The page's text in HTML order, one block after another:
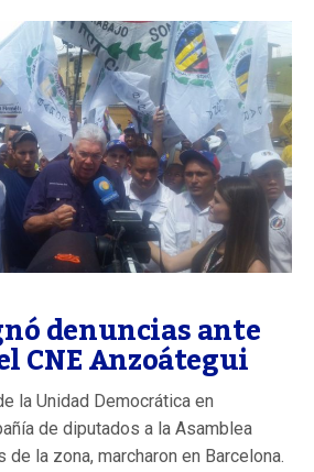
denuncias ante
CNE Anzoátegui
la Unidad Democrática en
de diputados a la Asamblea
de la zona, marcharon en Barcelona.